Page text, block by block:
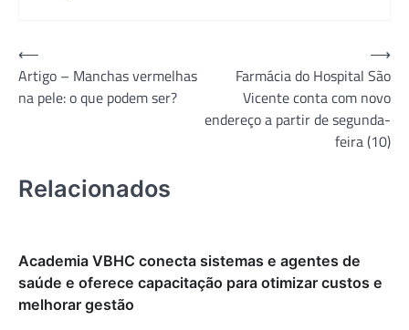
Navegação
de
Post
⟵
Artigo – Manchas vermelhas
na pele: o que podem ser?
Farmácia do Hospital São
Vicente conta com novo
endereço a partir de segunda-
feira (10)
⟶
Relacionados
Academia VBHC conecta sistemas e agentes de
saúde e oferece capacitação para otimizar custos e
melhorar gestão